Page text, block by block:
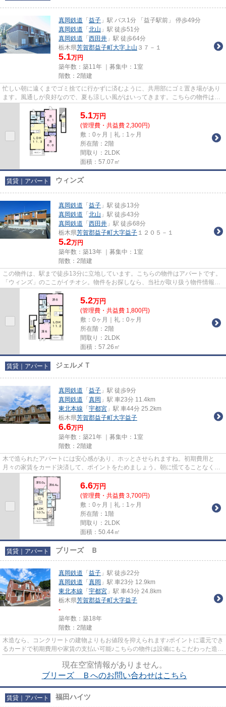
真岡鉄道 「 益子 」駅 バス1分 「益子駅前」 停歩49分
真岡鉄道 「 北山 」駅 徒歩51分
真岡鉄道 「 西田井 」駅 徒歩64分
栃木県芳賀郡益子町大字上山 ３７－１
5.1万円
築年数：築11年 ｜募集中： 1室
階数：2階建
忙しい朝に遠くまでゴミ捨てに行かずに済むように、共用部にゴミ置き場があり
ます。風通しが良好なので、夏も涼しい風がはいってきます。こちらの物件はア
パートです。こだわりポイン...
5.1万円
(管理費・共益費 2,300円)
敷：0ヶ月｜礼：1ヶ月
所在階：2階
間取り：2LDK
面積：57.07㎡
賃貸｜アパート ウィンズ
真岡鉄道 「 益子 」駅 徒歩13分
真岡鉄道 「 北山 」駅 徒歩43分
真岡鉄道 「 西田井 」駅 徒歩68分
栃木県芳賀郡益子町大字益子 １２０５－１
5.2万円
築年数：築13年 ｜募集中： 1室
階数：2階建
この物件は、駅まで徒歩13分に立地しています。こちらの物件はアパートです。
「ウィンズ」のここがイチオシ。物件をお探しなら、当社が取り扱う物件情報か
ら探してみてはいかがでしょ...
5.2万円
(管理費・共益費 1,800円)
敷：0ヶ月｜礼：0ヶ月
所在階：2階
間取り：2LDK
面積：57.26㎡
賃貸｜アパート ジェルメＴ
真岡鉄道 「 益子 」駅 徒歩9分
真岡鉄道 「 真岡 」駅 車23分 11.4km
東北本線 「 宇都宮 」駅 車44分 25.2km
栃木県芳賀郡益子町大字益子
6.6万円
築年数：築21年 ｜募集中： 1室
階数：2階建
木で造られたアパートには安心感があり、ホッとさせられますね。初期費用と
月々の家賃をカード決済して、ポイントをためましょう。朝に慌てることなく行
動するために駅から徒歩9分の駅...
6.6万円
(管理費・共益費 3,700円)
敷：0ヶ月｜礼：1ヶ月
所在階：1階
間取り：2LDK
面積：50.44㎡
賃貸｜アパート ブリーズ Ｂ
真岡鉄道 「 益子 」駅 徒歩22分
真岡鉄道 「 真岡 」駅 車23分 12.9km
東北本線 「 宇都宮 」駅 車43分 24.8km
栃木県芳賀郡益子町大字益子
-
築年数：築18年
階数：2階建
木造なら、コンクリートの建物よりもお値段を抑えられます♪ポイントに還元でき
るカードで初期費用や家賃の支払い可能♪こちらの物件は設備にもこだわった造り
現在空室情報がありません。
ブリーズ Ｂへのお問い合わせはこちら
賃貸｜アパート 福田ハイツ